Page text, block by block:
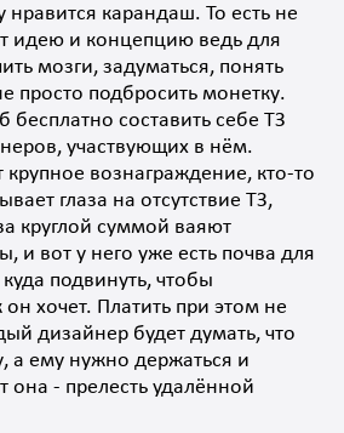
карандаш. То есть не
идею и концепцию ведь для
мозги, задуматься, понять
просто подбросить монетку.
бесплатно составить себе ТЗ
участвующих в нём.
крупное вознаграждение, кто-то
глаза на отсутствие ТЗ,
круглой суммой ваяют
и вот у него уже есть почва для
подвинуть, чтобы
он хочет. Платить при этом не
дизайнер будет думать, что
а ему нужно держаться и
она - прелесть удалённой